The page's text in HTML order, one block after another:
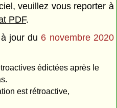
veuillez vous reporter à
PDF.
jour du 6 novembre 2020
édictées après le
est rétroactive,